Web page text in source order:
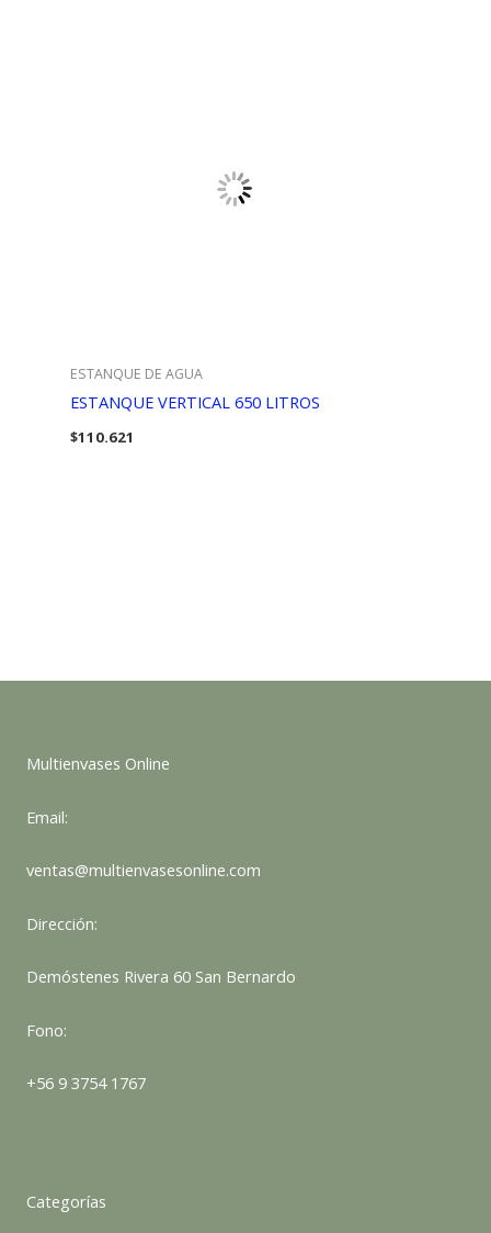
ESTANQUE DE AGUA
ESTANQUE VERTICAL 650 LITROS
$110.621
Multienvases Online
Email:
ventas@multienvasesonline.com
Dirección:
Demóstenes Rivera 60 San Bernardo
Fono:
+56 9 3754 1767
Categorías